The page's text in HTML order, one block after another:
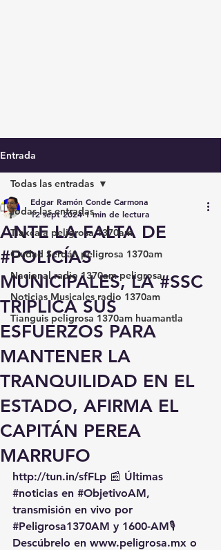
Entrada
Todas las entradas
Tlaxcala peligrosa 1370am
Ciudad Serdán peligrosa 1370am
Nacional radio 1370am peligrosa
Noticias Musicales radio 1370am
Tianguis peligrosa 1370am huamantla
Todas las entradas
ANTE LA FALTA DE
#POLICÍAS
MUNICIPALES, LA #SSC
TRIPLICA SUS
ESFUERZOS PARA
MANTENER LA
TRANQUILIDAD EN EL
ESTADO, AFIRMA EL
CAPITÁN PEREA
MARRUFO
Edgar Ramón Conde Carmona
12 sept 2024 1 min de lectura
http://tun.in/sfFLp 📰 Últimas
#noticias en #ObjetivoAM,
transmisión en vivo por
#Peligrosa1370AM y 1600-AM🎙️
Descúbrelo en www.peligrosa.mx o